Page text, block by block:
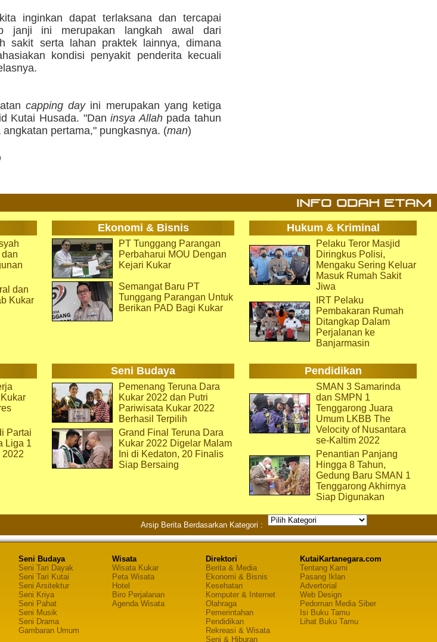
inginkan dapat terlaksana dan tercapai
janji ini merupakan langkah awal dari
sakit serta lahan praktek lainnya, dimana
kondisi penyakit penderita kecuali
capping dayini merupakan yang ketiga
Kutai Husada. "Daninsya Allahpada tahun
pertama," pungkasnya. (man)
Ekonomi & Bisnis Hukum & Kriminal
dan
Kukar
PT Tunggang Parangan
Perbaharui MOU Dengan
Kejari Kukar
Semangat Baru PT
Tunggang Parangan Untuk
Berikan PAD Bagi Kukar
Pelaku Teror Masjid
Diringkus Polisi,
Mengaku Sering Keluar
Masuk Rumah Sakit
Jiwa
IRT Pelaku
Pembakaran Rumah
Ditangkap Dalam
Perjalanan ke
Banjarmasin
Seni Budaya Pendidikan
Partai
Liga 1
2022
Pemenang Teruna Dara
Kukar 2022 dan Putri
Pariwisata Kukar 2022
Berhasil Terpilih
Grand Final Teruna Dara
Kukar 2022 Digelar Malam
Ini di Kedaton, 20 Finalis
Siap Bersaing
SMAN 3 Samarinda
dan SMPN 1
Tenggarong Juara
Umum LKBB The
Velocity of Nusantara
se-Kaltim 2022
Penantian Panjang
Hingga 8 Tahun,
Gedung Baru SMAN 1
Tenggarong Akhirnya
Siap Digunakan
Arsip Berita Berdasarkan Kategori :
Seni Budaya
Seni Tari Dayak
Seni Tari Kutai
Seni Arsitektur
Seni Kriya
Seni Pahat
Seni Musik
Seni Drama
Gambaran Umum
Wisata
Wisata Kukar
Peta Wisata
Hotel
Biro Perjalanan
Agenda Wisata
Direktori
Berita & Media
Ekonomi & Bisnis
Kesehatan
Komputer & Internet
Olahraga
Pemerintahan
Pendidikan
Rekreasi & Wisata
Seni & Hiburan
KutaiKartanegara.com
Tentang Kami
Pasang Iklan
Advertorial
Web Design
Pedoman Media Siber
Isi Buku Tamu
Lihat Buku Tamu